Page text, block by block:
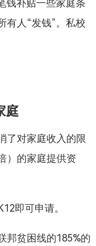
钱补贴一些家庭条
有人“发钱”。私校
庭
了对家庭收入的限
）的家庭提供资
即可申请。
邦贫困线的185%的